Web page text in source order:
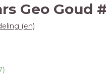
Geo Goud
(en)